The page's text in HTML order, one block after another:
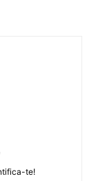
te!